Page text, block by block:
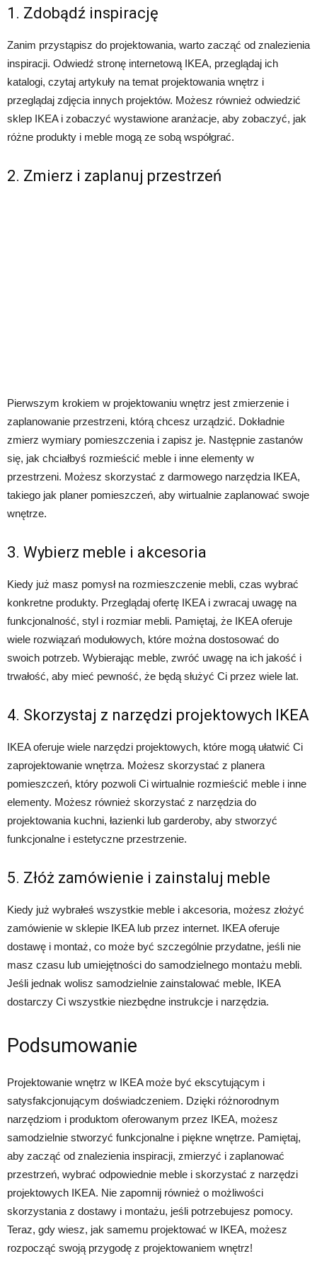
1. Zdobądź inspirację
Zanim przystąpisz do projektowania, warto zacząć od znalezienia
inspiracji. Odwiedź stronę internetową IKEA, przeglądaj ich
katalogi, czytaj artykuły na temat projektowania wnętrz i
przeglądaj zdjęcia innych projektów. Możesz również odwiedzić
sklep IKEA i zobaczyć wystawione aranżacje, aby zobaczyć, jak
różne produkty i meble mogą ze sobą współgrać.
2. Zmierz i zaplanuj przestrzeń
Pierwszym krokiem w projektowaniu wnętrz jest zmierzenie i
zaplanowanie przestrzeni, którą chcesz urządzić. Dokładnie
zmierz wymiary pomieszczenia i zapisz je. Następnie zastanów
się, jak chciałbyś rozmieścić meble i inne elementy w
przestrzeni. Możesz skorzystać z darmowego narzędzia IKEA,
takiego jak planer pomieszczeń, aby wirtualnie zaplanować swoje
wnętrze.
3. Wybierz meble i akcesoria
Kiedy już masz pomysł na rozmieszczenie mebli, czas wybrać
konkretne produkty. Przeglądaj ofertę IKEA i zwracaj uwagę na
funkcjonalność, styl i rozmiar mebli. Pamiętaj, że IKEA oferuje
wiele rozwiązań modułowych, które można dostosować do
swoich potrzeb. Wybierając meble, zwróć uwagę na ich jakość i
trwałość, aby mieć pewność, że będą służyć Ci przez wiele lat.
4. Skorzystaj z narzędzi projektowych IKEA
IKEA oferuje wiele narzędzi projektowych, które mogą ułatwić Ci
zaprojektowanie wnętrza. Możesz skorzystać z planera
pomieszczeń, który pozwoli Ci wirtualnie rozmieścić meble i inne
elementy. Możesz również skorzystać z narzędzia do
projektowania kuchni, łazienki lub garderoby, aby stworzyć
funkcjonalne i estetyczne przestrzenie.
5. Złóż zamówienie i zainstaluj meble
Kiedy już wybrałeś wszystkie meble i akcesoria, możesz złożyć
zamówienie w sklepie IKEA lub przez internet. IKEA oferuje
dostawę i montaż, co może być szczególnie przydatne, jeśli nie
masz czasu lub umiejętności do samodzielnego montażu mebli.
Jeśli jednak wolisz samodzielnie zainstalować meble, IKEA
dostarczy Ci wszystkie niezbędne instrukcje i narzędzia.
Podsumowanie
Projektowanie wnętrz w IKEA może być ekscytującym i
satysfakcjonującym doświadczeniem. Dzięki różnorodnym
narzędziom i produktom oferowanym przez IKEA, możesz
samodzielnie stworzyć funkcjonalne i piękne wnętrze. Pamiętaj,
aby zacząć od znalezienia inspiracji, zmierzyć i zaplanować
przestrzeń, wybrać odpowiednie meble i skorzystać z narzędzi
projektowych IKEA. Nie zapomnij również o możliwości
skorzystania z dostawy i montażu, jeśli potrzebujesz pomocy.
Teraz, gdy wiesz, jak samemu projektować w IKEA, możesz
rozpocząć swoją przygodę z projektowaniem wnętrz!